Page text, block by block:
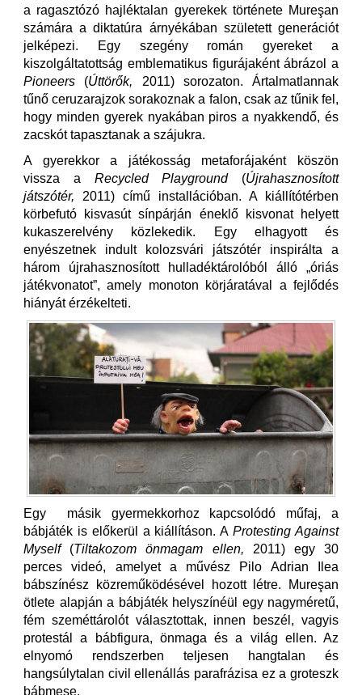
a ragasztózó hajléktalan gyerekek története Mureşan
számára a diktatúra árnyékában született generációt
jelképezi. Egy szegény román gyereket a
kiszolgáltatottság emblematikus figurájaként ábrázol a
Pioneers (Úttörők, 2011) sorozaton. Ártalmatlannak
tűnő ceruzarajzok sorakoznak a falon, csak az tűnik fel,
hogy minden gyerek nyakában piros a nyakkendő, és
zacskót tapasztanak a szájukra.
A gyerekkor a játékosság metaforájaként köszön
vissza a Recycled Playground (Újrahasznosított
játszótér, 2011) című installációban. A kiállítótérben
körbefutó kisvasút sínpárján éneklő kisvonat helyett
kukaszerelvény közlekedik. Egy elhagyott és
enyészetnek indult kolozsvári játszótér inspirálta a
három újrahasznosított hulladéktárolóból álló „óriás
játékvonatot”, amely monoton körjáratával a fejlődés
hiányát érzékelteti.
Egy másik gyermekkorhoz kapcsolódó műfaj, a
bábjáték is előkerül a kiállításon. AProtesting Against
Myself (Tiltakozom önmagam ellen, 2011) egy 30
perces videó, amelyet a művész Pilo Adrian Ilea
bábszínész közreműködésével hozott létre. Mureşan
ötlete alapján a bábjáték helyszínéül egy nagyméretű,
fém szeméttárolót választottak, innen beszél, vagyis
protestál a bábfigura, önmaga és a világ ellen. Az
elnyomó rendszerben teljesen hangtalan és
hangsúlytalan civil ellenállás parafrázisa ez a groteszk
bábmese.